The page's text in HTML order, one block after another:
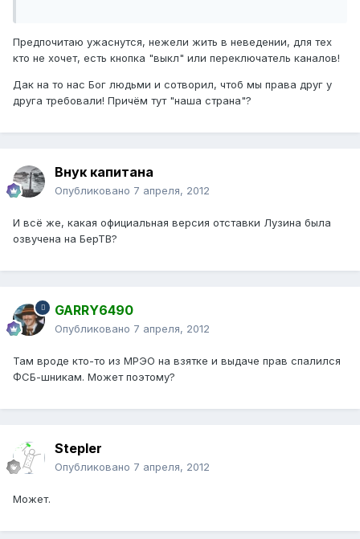
Предпочитаю ужаснутся, нежели жить в неведении, для тех
кто не хочет, есть кнопка "выкл" или переключатель каналов!
Дак на то нас Бог людьми и сотворил, чтоб мы права друг у
друга требовали! Причём тут "наша страна"?
Внук капитана
Опубликовано 7 апреля, 2012
И всё же, какая официальная версия отставки Лузина была
озвучена на БерТВ?
GARRY6490
Опубликовано 7 апреля, 2012
Там вроде кто-то из МРЭО на взятке и выдаче прав спалился
ФСБ-шникам. Может поэтому?
Stepler
Опубликовано 7 апреля, 2012
Может.